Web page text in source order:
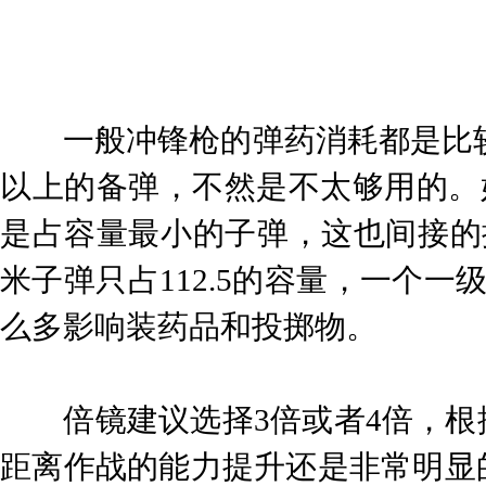
一般冲锋枪的弹药消耗都是比
以上的备弹，不然是不太够用的
是占容量最小的子弹，这也间接
米子弹只占112.5的容量，一个一
么多影响装药品和投掷物。
倍镜建议选择3倍或者4倍，根
距离作战的能力提升还是非常明